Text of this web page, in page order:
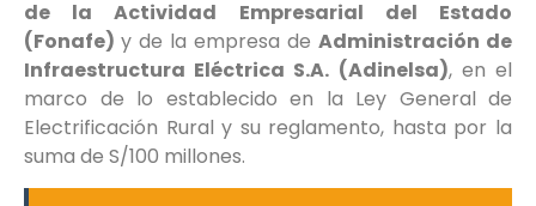
de la Actividad Empresarial del Estado
(Fonafe) y de la empresa de Administración de
Infraestructura Eléctrica S.A. (Adinelsa), en el
marco de lo establecido en la Ley General de
Electrificación Rural y su reglamento, hasta por la
suma de S/100 millones.